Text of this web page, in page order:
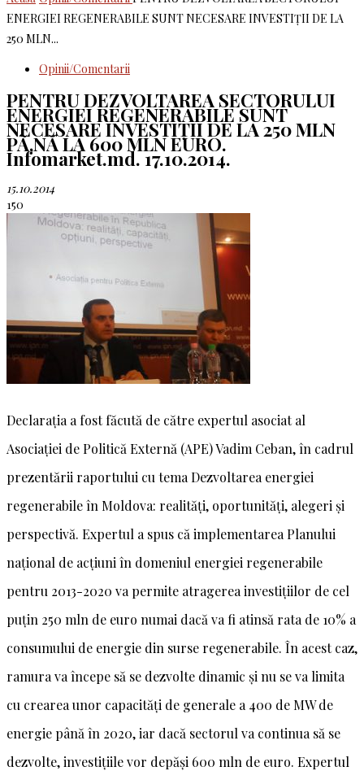
ENERGIEI REGENERABILE SUNT NECESARE INVESTIȚII DE LA
250 MLN...
Opinii/Comentarii
PENTRU DEZVOLTAREA SECTORULUI
ENERGIEI REGENERABILE SUNT
NECESARE INVESTIȚII DE LA 250 MLN
PÃ‚NĂ LA 600 MLN EURO.
Infomarket.md. 17.10.2014.
15.10.2014
150
Declarația a fost făcută de către expertul asociat al
Asociației de Politică Externă (APE) Vadim Ceban, în cadrul
prezentării raportului cu tema Dezvoltarea energiei
regenerabile în Moldova: realități, oportunități, alegeri și
perspectivă. Expertul a spus că implementarea Planului
național de acțiuni în domeniul energiei regenerabile
pentru 2013-2020 va permite atragerea investițiilor de cel
puțin 250 mln de euro numai dacă va fi atinsă rata de 10% a
consumului de energie din surse regenerabile. În acest caz,
ramura va începe să se dezvolte dinamic și nu se va limita
cu crearea unor capacități de generale a 400 de MW de
energie până în 2020, iar dacă sectorul va continua să se
dezvolte, investițiile vor depăși 600 mln de euro. Expertul